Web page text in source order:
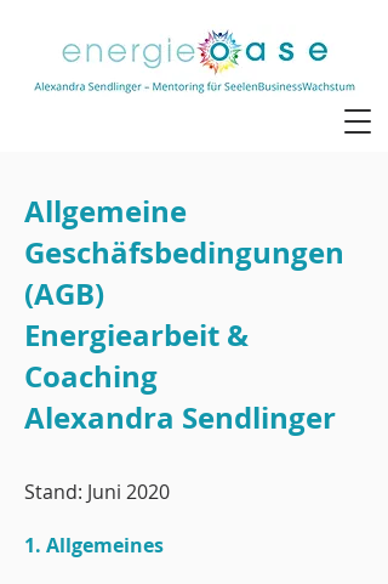
Allgemeine
Geschäfsbedingungen
(AGB)
Energiearbeit &
Coaching
Alexandra Sendlinger
Stand: Juni 2020
1. Allgemeines